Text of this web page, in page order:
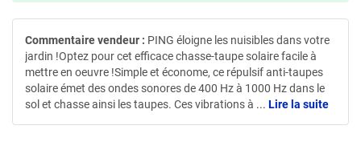
Commentaire vendeur : PING éloigne les nuisibles dans votre
jardin !Optez pour cet efficace chasse-taupe solaire facile à
mettre en oeuvre !Simple et économe, ce répulsif anti-taupes
solaire émet des ondes sonores de 400 Hz à 1000 Hz dans le
sol et chasse ainsi les taupes. Ces vibrations à ... Lire la suite